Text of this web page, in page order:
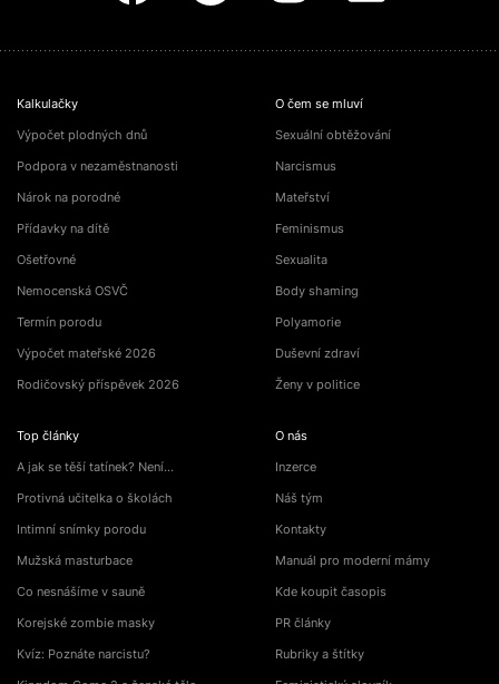
Kalkulačky
Výpočet plodných dnů
Podpora v nezaměstnanosti
Nárok na porodné
Přídavky na dítě
Ošetřovné
Nemocenská OSVČ
Termín porodu
Výpočet mateřské 2026
Rodičovský příspěvek 2026
Top články
A jak se těší tatínek? Není…
Protivná učitelka o školách
Intimní snímky porodu
Mužská masturbace
Co nesnášíme v sauně
Korejské zombie masky
Kvíz: Poznáte narcistu?
O čem se mluví
Sexuální obtěžování
Narcismus
Mateřství
Feminismus
Sexualita
Body shaming
Polyamorie
Duševní zdraví
Ženy v politice
O nás
Inzerce
Náš tým
Kontakty
Manuál pro moderní mámy
Kde koupit časopis
PR články
Rubriky a štítky